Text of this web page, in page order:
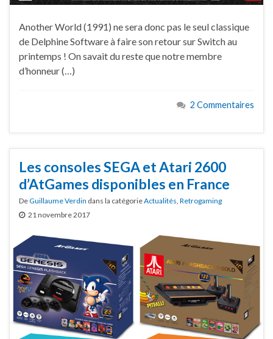
Another World (1991) ne sera donc pas le seul classique
de Delphine Software à faire son retour sur Switch au
printemps ! On savait du reste que notre membre
d’honneur (…)
2 Commentaires
Les consoles SEGA et Atari 2600
d’AtGames disponibles en France
DeGuillaume Verdin dans la catégorieActualités Retrogaming
21 novembre 2017